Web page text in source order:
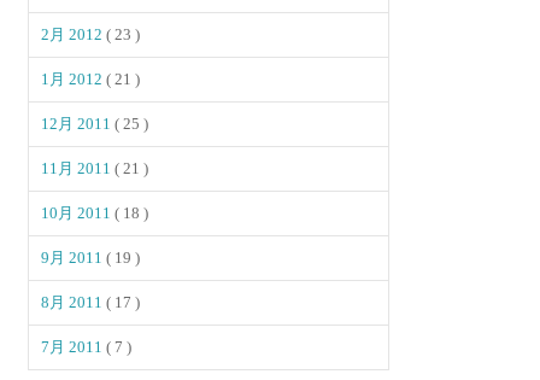
2月 2012( 23 )
1月 2012( 21 )
12月 2011( 25 )
11月 2011( 21 )
10月 2011( 18 )
9月 2011( 19 )
8月 2011( 17 )
7月 2011( 7 )